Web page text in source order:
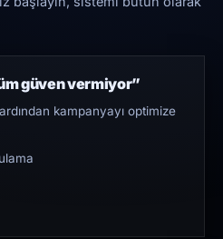
güven vermiyor”
kampanyayı optimize